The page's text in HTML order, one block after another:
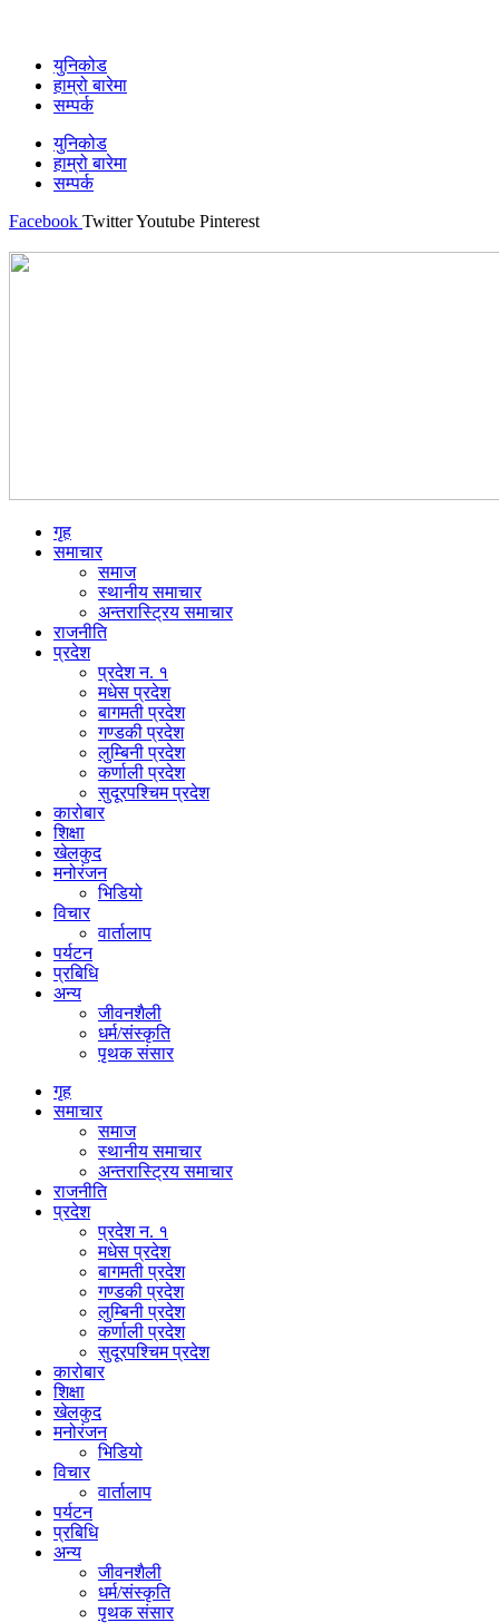
युनिकोड
हाम्रो बारेमा
सम्पर्क
युनिकोड
हाम्रो बारेमा
सम्पर्क
Facebook TwitterYoutube Pinterest
गृह
समाचार
समाज
स्थानीय समाचार
अन्तरास्ट्रिय समाचार
राजनीति
प्रदेश
प्रदेश न. १
मधेस प्रदेश
बागमती प्रदेश
गण्डकी प्रदेश
लुम्बिनी प्रदेश
कर्णाली प्रदेश
सुदूरपश्चिम प्रदेश
कारोबार
शिक्षा
खेलकुद
मनोरंजन
भिडियो
विचार
वार्तालाप
पर्यटन
प्रबिधि
अन्य
जीवनशैली
धर्म/संस्कृति
पृथक संसार
गृह
समाचार
समाज
स्थानीय समाचार
अन्तरास्ट्रिय समाचार
राजनीति
प्रदेश
प्रदेश न. १
मधेस प्रदेश
बागमती प्रदेश
गण्डकी प्रदेश
लुम्बिनी प्रदेश
कर्णाली प्रदेश
सुदूरपश्चिम प्रदेश
कारोबार
शिक्षा
खेलकुद
मनोरंजन
भिडियो
विचार
वार्तालाप
पर्यटन
प्रबिधि
अन्य
जीवनशैली
धर्म/संस्कृति
पृथक संसार